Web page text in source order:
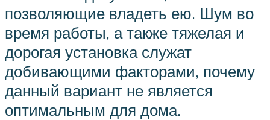
позволяющие владеть ею. Шум во
время работы, а также тяжелая и
дорогая установка служат
добивающими факторами, почему
данный вариант не является
оптимальным для дома.